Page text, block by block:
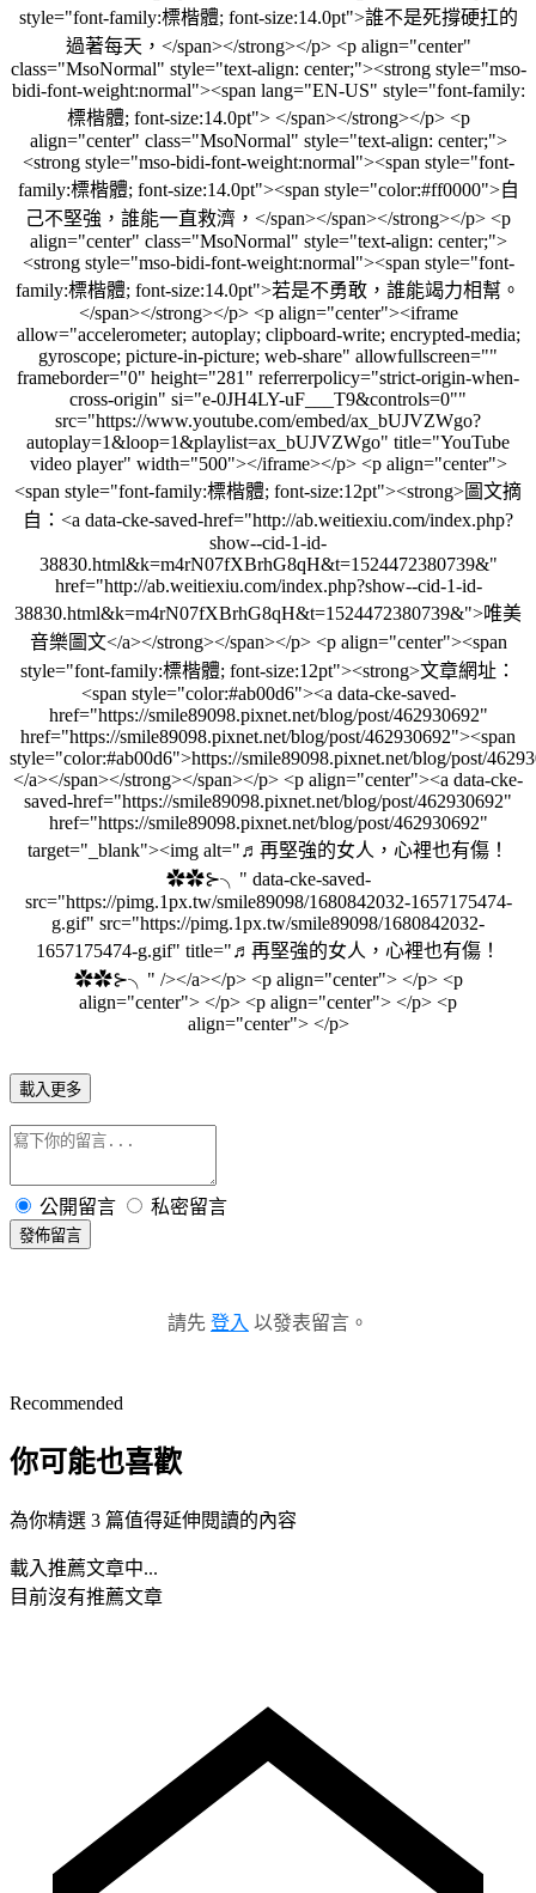
style="font-family:標楷體; font-size:14.0pt">誰不是死撐硬扛的
過著每天，</span></strong></p> <p align="center"
class="MsoNormal" style="text-align: center;"><strong style="mso-
bidi-font-weight:normal"><span lang="EN-US" style="font-family:
標楷體; font-size:14.0pt"> </span></strong></p> <p
align="center" class="MsoNormal" style="text-align: center;">
<strong style="mso-bidi-font-weight:normal"><span style="font-
family:標楷體; font-size:14.0pt"><span style="color:#ff0000">自
己不堅強，誰能一直救濟，</span></span></strong></p> <p
align="center" class="MsoNormal" style="text-align: center;">
<strong style="mso-bidi-font-weight:normal"><span style="font-
family:標楷體; font-size:14.0pt">若是不勇敢，誰能竭力相幫。
</span></strong></p> <p align="center"><iframe
allow="accelerometer; autoplay; clipboard-write; encrypted-media;
gyroscope; picture-in-picture; web-share" allowfullscreen=""
frameborder="0" height="281" referrerpolicy="strict-origin-when-
cross-origin" si="e-0JH4LY-uF___T9&controls=0""
src="https://www.youtube.com/embed/ax_bUJVZWgo?
autoplay=1&loop=1&playlist=ax_bUJVZWgo" title="YouTube
video player" width="500"></iframe></p> <p align="center">
<span style="font-family:標楷體; font-size:12pt"><strong>圖文摘
自：<a data-cke-saved-href="http://ab.weitiexiu.com/index.php?
show--cid-1-id-
38830.html&k=m4rN07fXBrhG8qH&t=1524472380739&"
href="http://ab.weitiexiu.com/index.php?show--cid-1-id-
38830.html&k=m4rN07fXBrhG8qH&t=1524472380739&">唯美
音樂圖文</a></strong></span></p> <p align="center"><span
style="font-family:標楷體; font-size:12pt"><strong>文章網址：
<span style="color:#ab00d6"><a data-cke-saved-
href="https://smile89098.pixnet.net/blog/post/462930692"
href="https://smile89098.pixnet.net/blog/post/462930692"><span
style="color:#ab00d6">https://smile89098.pixnet.net/blog/post/
</a></span></strong></span></p> <p align="center"><a data-cke-
saved-href="https://smile89098.pixnet.net/blog/post/462930692"
href="https://smile89098.pixnet.net/blog/post/462930692"
target="_blank"><img alt="♬再堅強的女人，心裡也有傷！
✿✿⊱╮" data-cke-saved-
src="https://pimg.1px.tw/smile89098/1680842032-1657175474-
g.gif" src="https://pimg.1px.tw/smile89098/1680842032-
1657175474-g.gif" title="♬再堅強的女人，心裡也有傷！
✿✿⊱╮" /></a></p> <p align="center"> </p> <p
align="center"> </p> <p align="center"> </p> <p
align="center"> </p>
載入更多
公開留言 私密留言
發佈留言
請先 登入 以發表留言。
Recommended
你可能也喜歡
為你精選 3 篇值得延伸閱讀的內容
載入推薦文章中...
目前沒有推薦文章